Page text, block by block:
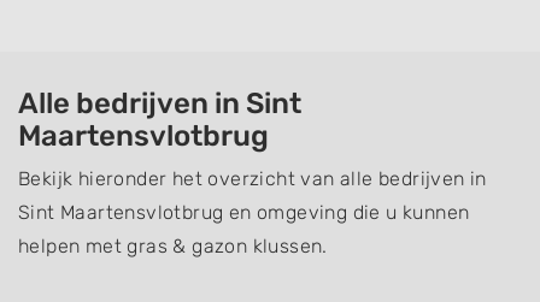
Alle bedrijven in Sint
Maartensvlotbrug
Bekijk hieronder het overzicht van alle bedrijven in
Sint Maartensvlotbrug en omgeving die u kunnen
helpen met gras & gazon klussen.